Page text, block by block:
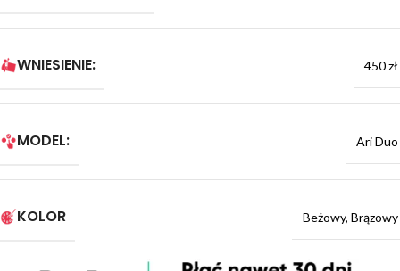
WNIESIENIE: 450 zł
MODEL: Ari Duo
KOLOR Beżowy, Brązowy